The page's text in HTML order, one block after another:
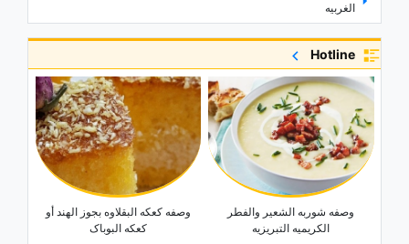
الغربیه
هل تختلف التارتات عن الفطائر؟ فهم الفرق بین هاتین الحلویین اللذیذتین
استکشاف جمال بحیره زیورخ فی سویسرا
الدلیل الکامل لاستکشاف جزیره روتنست، أسترالیا
جزیره میاجیما: أروع وجهه سیاحیه فی الیابان وأکثرها إبهارًا
أفضل هاتف ذکی لتسجیل الفیدیو: أی هاتف یقدم أفضل أداء للکامیرا؟
Hotline
وصفه شوربه الشعیر والفطر
الکریمیه التبریزیه
وصفه کعکه البقلاوه بجوز الهند أو
کعکه البوباک